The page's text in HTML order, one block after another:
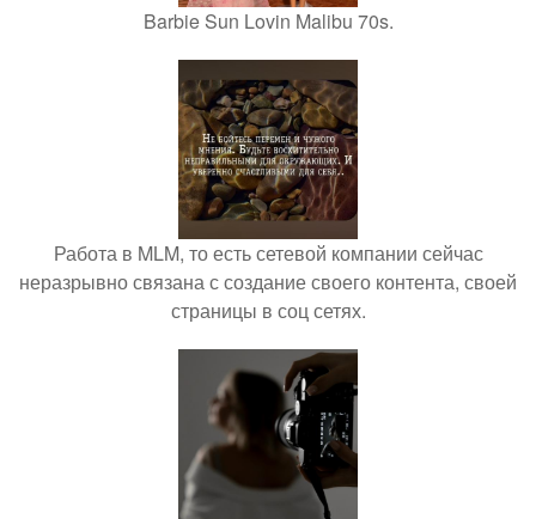
Barbie Sun Lovin Malibu 70s.
Работа в MLM, то есть сетевой компании сейчас
неразрывно связана с создание своего контента, своей
страницы в соц сетях.